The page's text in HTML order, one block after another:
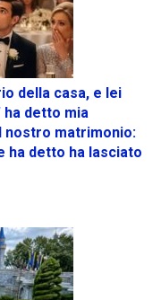
della casa, e lei
ha detto mia
nostro matrimonio:
ha detto ha lasciato